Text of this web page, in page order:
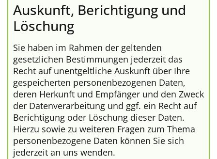
Auskunft, Berichtigung und
Löschung
Sie haben im Rahmen der geltenden
gesetzlichen Bestimmungen jederzeit das
Recht auf unentgeltliche Auskunft über Ihre
gespeicherten personenbezogenen Daten,
deren Herkunft und Empfänger und den Zweck
der Datenverarbeitung und ggf. ein Recht auf
Berichtigung oder Löschung dieser Daten.
Hierzu sowie zu weiteren Fragen zum Thema
personenbezogene Daten können Sie sich
jederzeit an uns wenden.